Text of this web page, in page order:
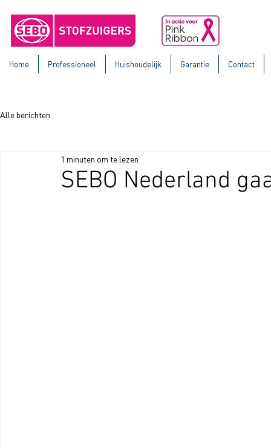
Home Professioneel Huishoudelijk Garantie Contact
Alle berichten
SEBO Nederland
1 minuten om te lezen